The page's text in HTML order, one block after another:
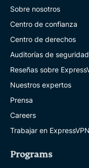
Sobre nosotros
Centro de confianza
Centro de derechos
Auditorías de seguridad
Reseñas sobre
Nuestros expertos
Prensa
Careers
Trabajar en ExpressVPN
Programs